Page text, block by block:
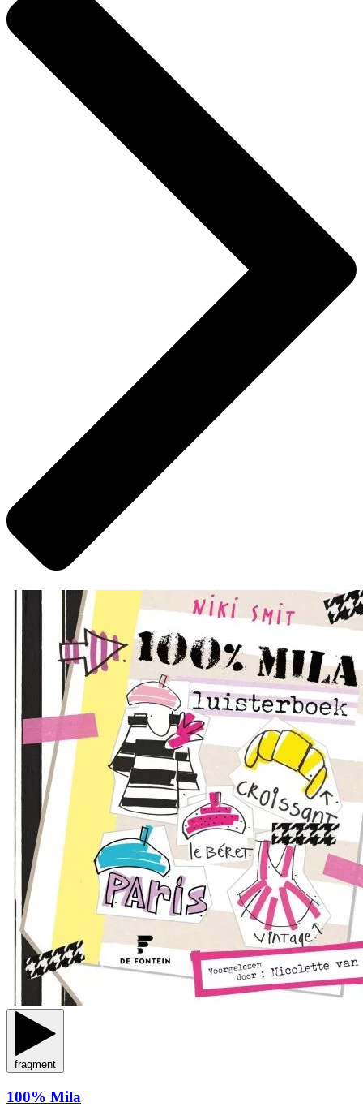
fragment
100% Mila